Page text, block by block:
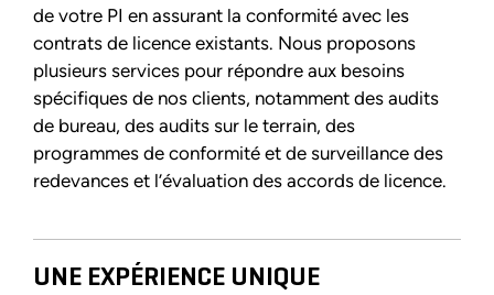
de votre PI en assurant la conformité avec les
contrats de licence existants. Nous proposons
plusieurs services pour répondre aux besoins
spécifiques de nos clients, notamment des audits
de bureau, des audits sur le terrain, des
programmes de conformité et de surveillance des
redevances et l’évaluation des accords de licence.
UNE EXPÉRIENCE UNIQUE